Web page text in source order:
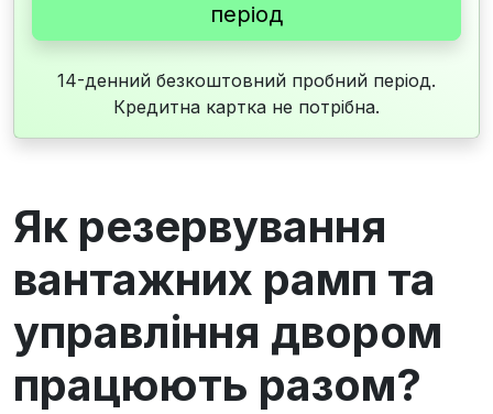
період
14-денний безкоштовний пробний період.
Кредитна картка не потрібна.
Як резервування
вантажних рамп та
управління двором
працюють разом?